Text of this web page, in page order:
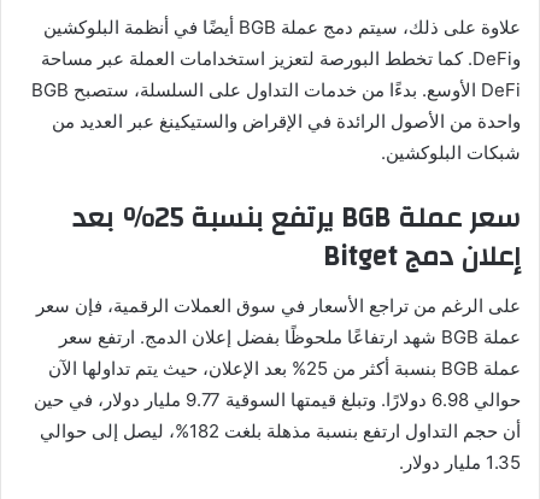
علاوة على ذلك، سيتم دمج عملة BGB أيضًا في أنظمة البلوكشين
وDeFi. كما تخطط البورصة لتعزيز استخدامات العملة عبر مساحة
DeFi الأوسع. بدءًا من خدمات التداول على السلسلة، ستصبح BGB
واحدة من الأصول الرائدة في الإقراض والستيكينغ عبر العديد من
شبكات البلوكشين.
سعر عملة BGB يرتفع بنسبة 25% بعد
إعلان دمج Bitget
على الرغم من تراجع الأسعار في سوق العملات الرقمية، فإن سعر
عملة BGB شهد ارتفاعًا ملحوظًا بفضل إعلان الدمج. ارتفع سعر
عملة BGB بنسبة أكثر من 25% بعد الإعلان، حيث يتم تداولها الآن
حوالي 6.98 دولارًا. وتبلغ قيمتها السوقية 9.77 مليار دولار، في حين
أن حجم التداول ارتفع بنسبة مذهلة بلغت 182%، ليصل إلى حوالي
1.35 مليار دولار.